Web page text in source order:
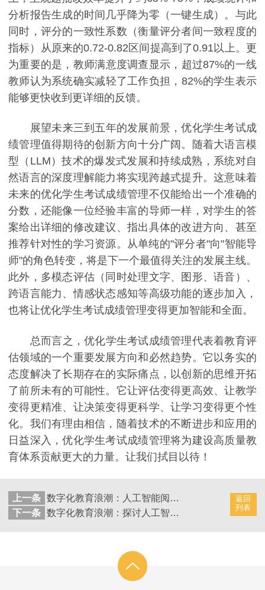
分析报告生成的时间几乎降为零（一键生成）。与此
同时，评分的一致性系数（衡量评分者间一致程度的
指标）从原来的0.72-0.82区间提高到了0.91以上。更
为重要的是，教师满意度调查显示，超过87%的一线
教师认为系统确实减轻了工作负担，82%的学生表示
能够更快收到更详细的反馈。
展望未来三到五年的发展前景，优化学生考试成
绩管理值得期待的创新方向十分广阔。随着大语言模
型（LLM）技术的爆发式发展和持续成熟，系统对自
然语言的深度理解能力将实现跨越式提升。这意味着
未来的优化学生考试成绩管理不仅能给出一个准确的
分数，还能像一位经验丰富的导师一样，对学生的答
案给出详细的修改建议、指出具体的改进方向、甚至
推荐针对性的学习资源。从单纯的"评分者"向"智能导
师"的角色转变，将是下一个最值得关注的发展主线。
此外，多模态评估（同时处理文字、图形、语音）、
跨语言能力、情感状态感知等高级功能的逐步加入，
也将让优化学生考试成绩管理变得更加智能和全面。
总而言之，优化学生考试成绩管理代表着教育评
估领域的一个重要发展方向和必然趋势。它以务实的
态度解决了长期存在的实际痛点，以创新的思维开拓
了前所未有的可能性。它让评估变得更高效、让教学
变得更精准、让决策变得更科学、让学习变得更个性
化。我们有理由相信，随着技术的不断进步和应用的
日益深入，优化学生考试成绩管理将为建设高质量教
育体系贡献更大的力量。让我们拭目以待！
返回
列表
上一条
数字化教育浪潮：人工智能阅卷系统特色
下一条
数字化教育浪潮：探讨人工智能阅卷系统